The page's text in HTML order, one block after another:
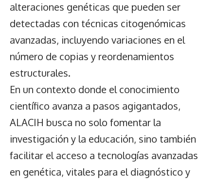
alteraciones genéticas que pueden ser
detectadas con técnicas citogenómicas
avanzadas, incluyendo variaciones en el
número de copias y reordenamientos
estructurales.
En un contexto donde el conocimiento
científico avanza a pasos agigantados,
ALACIH busca no solo fomentar la
investigación y la educación, sino también
facilitar el acceso a tecnologías avanzadas
en genética, vitales para el diagnóstico y